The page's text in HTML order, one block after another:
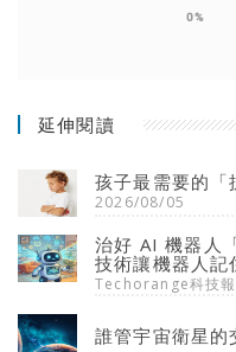
0%
延伸閱讀
孩子最需要的「
2026/08/05
治好 AI 機器人
技術讓機器人記
Techorange科技
誰管宇宙衛星的